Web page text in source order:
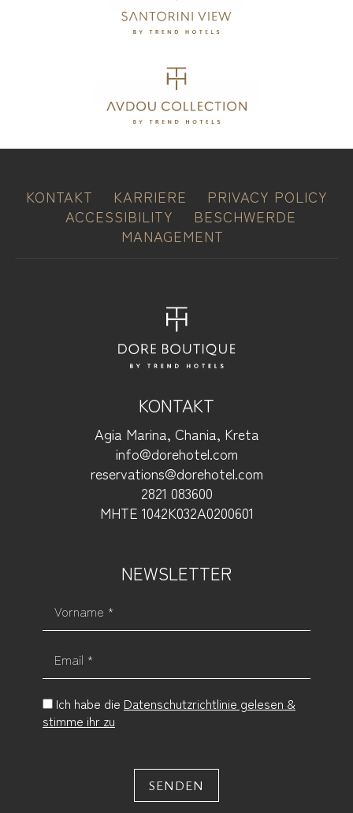
KONTAKT KARRIERE
PRIVACY POLICY
ACCESSIBILITY
BESCHWERDE
MANAGEMENT
KONTAKT
Agia Marina, Chania, Kreta
info@dorehotel.com
reservations@dorehotel.com
2821 083600
ΜΗΤΕ 1042Κ032Α0200601
NEWSLETTER
Ich habe die Datenschutzrichtlinie gelesen &
stimme ihr zu
SENDEN